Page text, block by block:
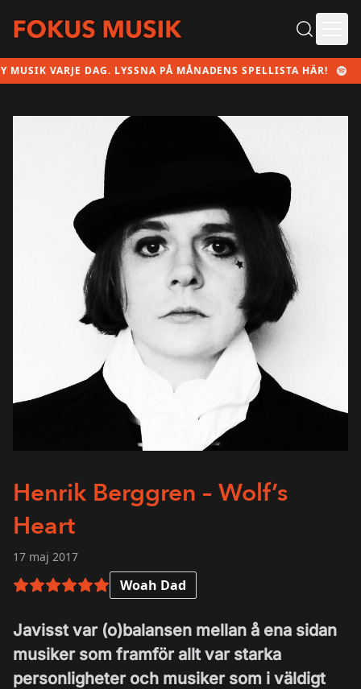
VARJE DAG. LYSSNA PÅ MÅNADENS SPELLISTA HÄR!
Henrik Berggren – Wolf’s
Heart
17 maj 2017
6 av 6 i betyg Woah Dad
Javisst var (o)balansen mellan å ena sidan
musiker som framför allt var starka
personligheter och musiker som i väldigt